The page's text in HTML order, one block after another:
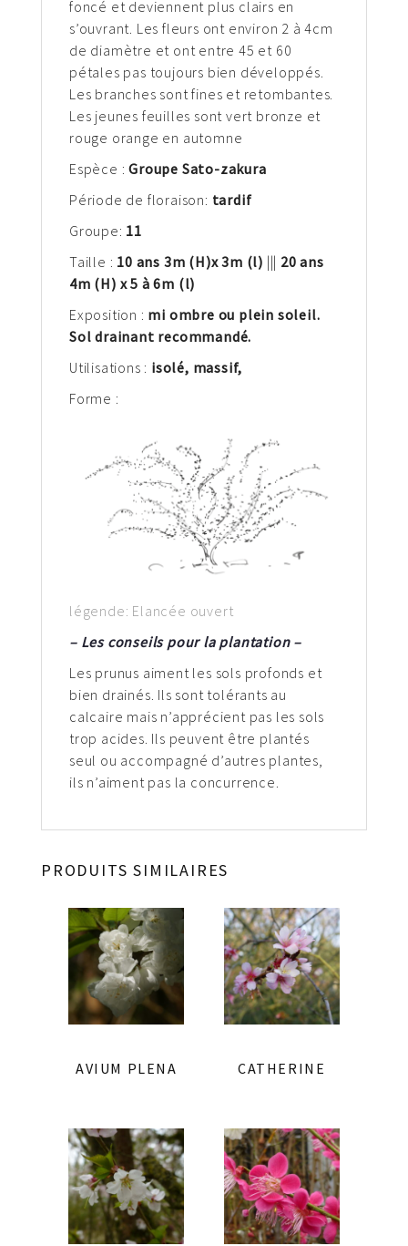
foncé et deviennent plus clairs en
s’ouvrant. Les fleurs ont environ 2 à 4cm
de diamètre et ont entre 45 et 60
pétales pas toujours bien développés.
Les branches sont fines et retombantes.
Les jeunes feuilles sont vert bronze et
rouge orange en automne
Espèce :Groupe Sato-zakura
Période de floraison: tardif
Groupe: 11
Taille : 10 ans 3m (H)x 3m (l) ||| 20 ans
4m (H) x 5 à 6m (l)
Exposition : mi ombre ou plein soleil.
Sol drainant recommandé.
Utilisations : isolé, massif,
Forme :
légende: Elancée ouvert
– Les conseils pour la plantation –
Les prunus aiment les sols profonds et
bien drainés. Ils sont tolérants au
calcaire mais n’apprécient pas les sols
trop acides. Ils peuvent être plantés
seul ou accompagné d’autres plantes,
ils n’aiment pas la concurrence.
PRODUITS SIMILAIRES
AVIUM PLENA CATHERINE